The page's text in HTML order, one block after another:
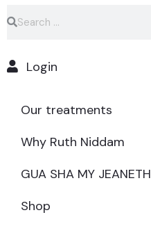
Login
Our treatments
Why Ruth Niddam
GUA SHA MY JEANETH
Shop